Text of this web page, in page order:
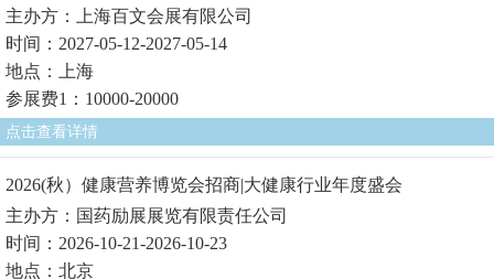
主办方：上海百文会展有限公司
时间：2027-05-12-2027-05-14
地点：上海
参展费1：10000-20000
点击查看详情
2026(秋）健康营养博览会招商|大健康行业年度盛会
主办方：国药励展展览有限责任公司
时间：2026-10-21-2026-10-23
地点：北京